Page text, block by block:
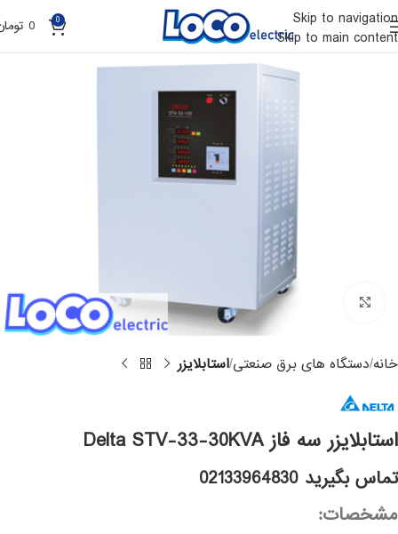
Skip to navigation
Skip to main content
0
0
Click to enlarge
خانه دستگاه های برق صنعتی استابلایزر
استابلایزر سه فاز Delta STV-33-30KVA
تماس بگیرید 02133964830
مشخصات: